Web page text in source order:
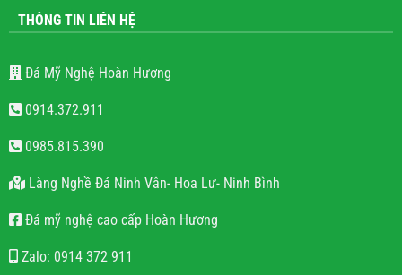
THÔNG TIN LIÊN HỆ
Đá Mỹ Nghệ Hoàn Hương
0914.372.911
0985.815.390
Làng Nghề Đá Ninh Vân- Hoa Lư- Ninh Bình
Đá mỹ nghệ cao cấp Hoàn Hương
Zalo: 0914 372 911